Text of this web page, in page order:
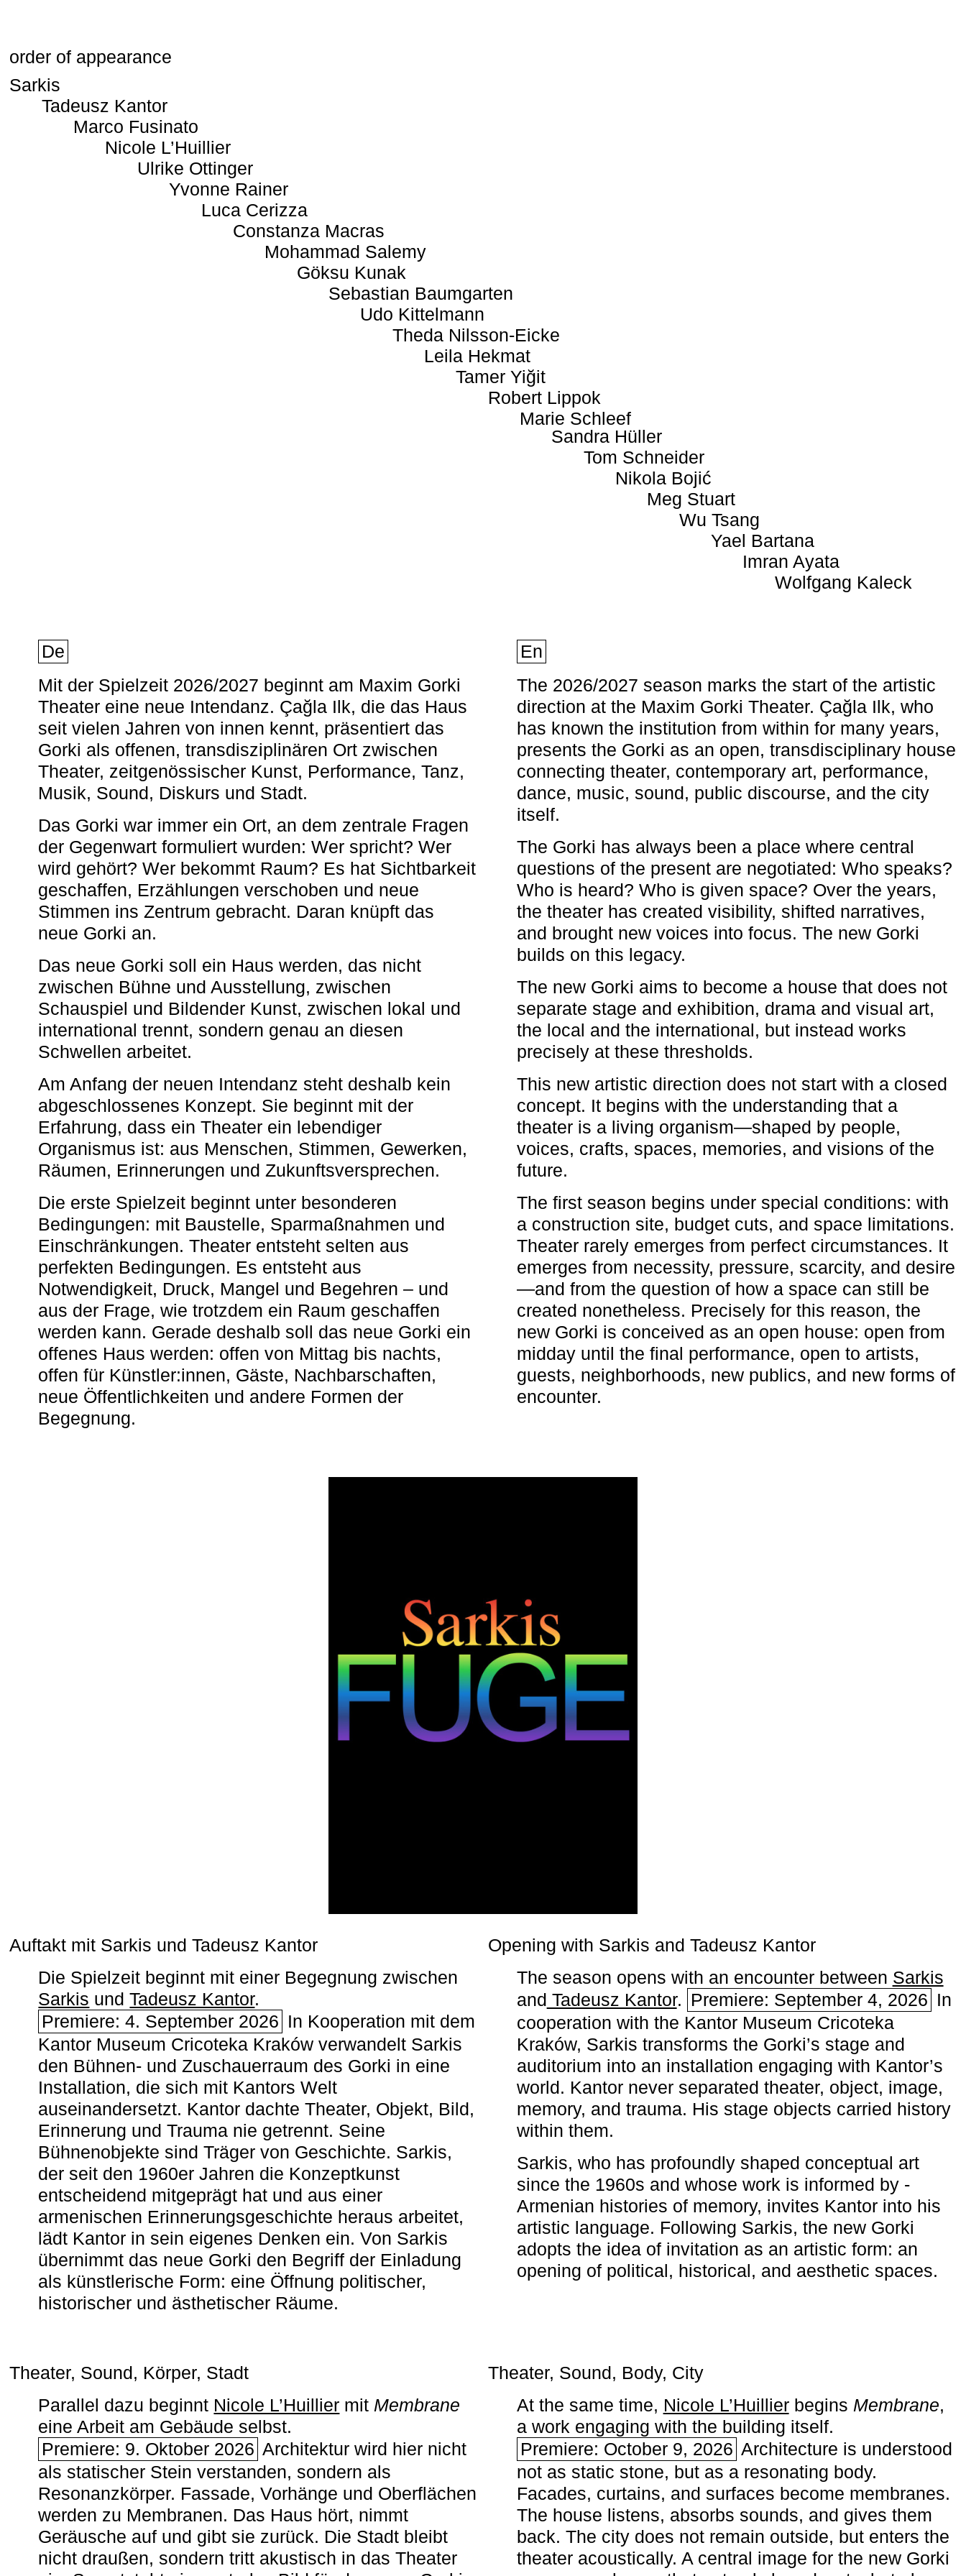
order of appearance
Sarkis
Tadeusz Kantor
Marco Fusinato
Nicole L’Huillier
Ulrike Ottinger
Yvonne Rainer
Luca Cerizza
Constanza Macras
Mohammad Salemy
Göksu Kunak
Sebastian Baumgarten
Udo Kittelmann
Theda Nilsson-Eicke
Leila Hekmat
Tamer Yiğit
Robert Lippok
Marie Schleef
Sandra Hüller
Tom Schneider
Nikola Bojić
Meg Stuart
Wu Tsang
Yael Bartana
Imran Ayata
Wolfgang Kaleck
De
Mit der Spielzeit 2026/2027 beginnt am Maxim Gorki
Theater eine neue Intendanz. Çağla Ilk, die das Haus
seit vielen Jahren von innen kennt, präsentiert das
Gorki als offenen, transdisziplinären Ort zwischen
Theater, zeitgenössischer Kunst, Performance, Tanz,
Musik, Sound, Diskurs und Stadt.
Das Gorki war immer ein Ort, an dem zentrale Fragen
der Gegenwart formuliert wurden: Wer spricht? Wer
wird gehört? Wer bekommt Raum? Es hat Sichtbarkeit
geschaffen, Erzählungen verschoben und neue
Stimmen ins Zentrum gebracht. Daran knüpft das
neue Gorki an.
Das neue Gorki soll ein Haus werden, das nicht
zwischen Bühne und Ausstellung, zwischen
Schauspiel und Bildender Kunst, zwischen lokal und
international trennt, sondern genau an diesen
Schwellen arbeitet.
Am Anfang der neuen Intendanz steht deshalb kein
abgeschlossenes Konzept. Sie beginnt mit der
Erfahrung, dass ein Theater ein lebendiger
Organismus ist: aus Menschen, Stimmen, Gewerken,
Räumen, Erinnerungen und Zukunftsversprechen.
Die erste Spielzeit beginnt unter besonderen
Bedingungen: mit Baustelle, Sparmaßnahmen und
Einschränkungen. Theater entsteht selten aus
perfekten Bedingungen. Es entsteht aus
Notwendigkeit, Druck, Mangel und Begehren – und
aus der Frage, wie trotzdem ein Raum geschaffen
werden kann. Gerade deshalb soll das neue Gorki ein
offenes Haus werden: offen von Mittag bis nachts,
offen für Künstler:innen, Gäste, Nachbarschaften,
neue Öffentlichkeiten und andere Formen der
Begegnung.
En
The 2026/2027 season marks the start of the artistic
direction at the Maxim Gorki Theater. Çağla Ilk, who
has known the institution from within for many years,
presents the Gorki as an open, transdisciplinary house
connecting theater, contemporary art, performance,
dance, music, sound, public discourse, and the city
itself.
The Gorki has always been a place where central
questions of the present are negotiated: Who speaks?
Who is heard? Who is given space? Over the years,
the theater has created visibility, shifted narratives,
and brought new voices into focus. The new Gorki
builds on this legacy.
The new Gorki aims to become a house that does not
separate stage and exhibition, drama and visual art,
the local and the international, but instead works
precisely at these thresholds.
This new artistic direction does not start with a closed
concept. It begins with the understanding that a
theater is a living organism—shaped by people,
voices, crafts, spaces, memories, and visions of the
future.
The first season begins under special conditions: with
a construction site, budget cuts, and space limitations.
Theater rarely emerges from perfect circumstances. It
emerges from necessity, pressure, scarcity, and desire
—and from the question of how a space can still be
created nonetheless. Precisely for this reason, the
new Gorki is conceived as an open house: open from
midday until the final performance, open to artists,
guests, neighborhoods, new publics, and new forms of
encounter.
Auftakt mit Sarkis und Tadeusz Kantor
Die Spielzeit beginnt mit einer Begegnung zwischen
Sarkis undTadeusz Kantor.
Premiere: 4. September 2026 In Kooperation mit dem
Kantor Museum Cricoteka Kraków verwandelt Sarkis
den Bühnen- und Zuschauerraum des Gorki in eine
Installation, die sich mit Kantors Welt
auseinandersetzt. Kantor dachte Theater, Objekt, Bild,
Erinnerung und Trauma nie getrennt. Seine
Bühnenobjekte sind Träger von Geschichte. Sarkis,
der seit den 1960er Jahren die Konzeptkunst
entscheidend mitgeprägt hat und aus einer
armenischen ­Erinnerungsgeschichte heraus arbeitet,
lädt Kantor in sein eigenes Denken ein. Von Sarkis
übernimmt das neue Gorki den Begriff der Einladung
als künstlerische Form: eine Öffnung politischer,
historischer und ästhetischer Räume.
Opening with Sarkis and Tadeusz Kantor
The season opens with an encounter between Sarkis
and Tadeusz Kantor. Premiere: September 4, 2026 In
cooperation with the ­Kantor Museum Cricoteka
Kraków, Sarkis transforms the Gorki’s stage and
auditorium into an installation engaging with Kantor’s
world. Kantor never separated theater, object, image,
memory, and trauma. His stage objects carried history
within them.
Sarkis, who has profoundly shaped conceptual art
since the 1960s and whose work is informed by ­
Armenian histories of memory, invites Kantor into his
artistic language. Following Sarkis, the new Gorki
adopts the idea of invitation as an artistic form: an
opening of political, historical, and aesthetic spaces.
Theater, Sound, Körper, Stadt
Parallel dazu beginnt Nicole L’Huillier mit ­ Membrane
eine Arbeit am Gebäude selbst.
Premiere: 9. Oktober 2026 Architektur wird hier nicht
als statischer Stein verstanden, sondern als
Resonanzkörper. Fassade, Vorhänge und Oberflächen
werden zu Membranen. Das Haus hört, nimmt
Geräusche auf und gibt sie zurück. Die Stadt bleibt
nicht draußen, sondern tritt akustisch in das Theater
Theater, Sound, Body, City
At the same time, Nicole L’Huillierbegins ­ Membrane,
a work engaging with the building itself.
Premiere: October 9, 2026 Architecture is understood
not as static stone, but as a resonating body.
Facades, curtains, and surfaces become membranes.
The house listens, absorbs sounds, and gives them
back. The city does not remain outside, but enters the
theater acoustically. A central image for the new Gorki